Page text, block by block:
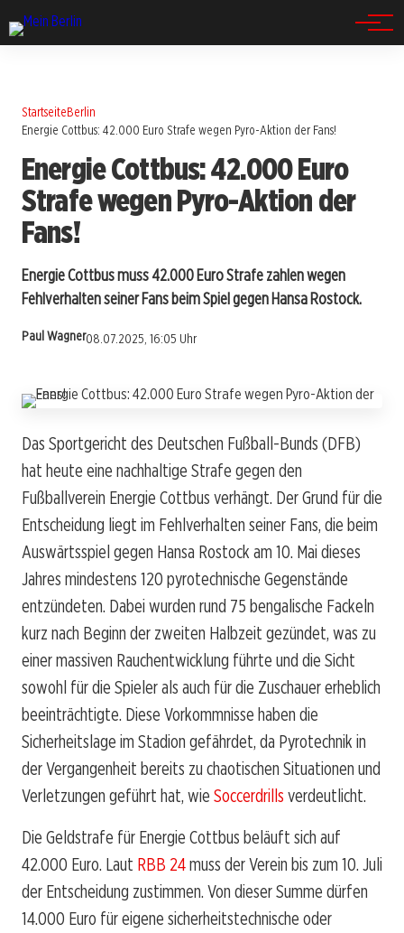
StartseiteBerlin
Energie Cottbus: 42.000 Euro Strafe wegen Pyro-Aktion der Fans!
Energie Cottbus: 42.000 Euro
Strafe wegen Pyro-Aktion der
Fans!
Energie Cottbus muss 42.000 Euro Strafe zahlen wegen
Fehlverhalten seiner Fans beim Spiel gegen Hansa Rostock.
Paul Wagner08.07.2025, 16:05 Uhr
Das Sportgericht des Deutschen Fußball-Bunds (DFB)
hat heute eine nachhaltige Strafe gegen den
Fußballverein Energie Cottbus verhängt. Der Grund für die
Entscheidung liegt im Fehlverhalten seiner Fans, die beim
Auswärtsspiel gegen Hansa Rostock am 10. Mai dieses
Jahres mindestens 120 pyrotechnische Gegenstände
entzündeten. Dabei wurden rund 75 bengalische Fackeln
kurz nach Beginn der zweiten Halbzeit gezündet, was zu
einer massiven Rauchentwicklung führte und die Sicht
sowohl für die Spieler als auch für die Zuschauer erheblich
beeinträchtigte. Diese Vorkommnisse haben die
Sicherheitslage im Stadion gefährdet, da Pyrotechnik in
der Vergangenheit bereits zu chaotischen Situationen und
Verletzungen geführt hat, wie Soccerdrills verdeutlicht.
Die Geldstrafe für Energie Cottbus beläuft sich auf
42.000 Euro. Laut RBB 24muss der Verein bis zum 10. Juli
der Entscheidung zustimmen. Von dieser Summe dürfen
14.000 Euro für eigene sicherheitstechnische oder